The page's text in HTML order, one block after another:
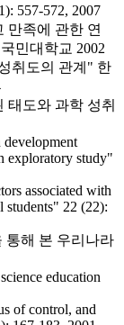
557-572, 2007
만족에 관한 연
민대학교 2002
취도의 관계" 한
태도와 과학 성취
exploratory study"
associated with
students" 22 (22):
통해 본 우리나라
education
of control, and